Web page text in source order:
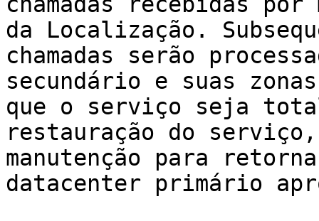
da Localização.
chamadas serão
secundário e suas
que o serviço seja
restauração do
manutenção para
datacenter primário